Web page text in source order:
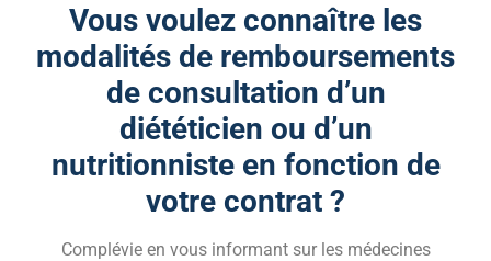
Vous voulez connaître les
modalités de remboursements
de consultation d’un
diététicien ou d’un
nutritionniste en fonction de
votre contrat ?
Complévie en vous informant sur les médecines